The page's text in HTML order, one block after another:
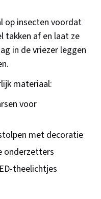
op insecten voordat
takken af en laat ze
in de vriezer leggen
materiaal:
voor
met decoratie
onderzetters
theelichtjes